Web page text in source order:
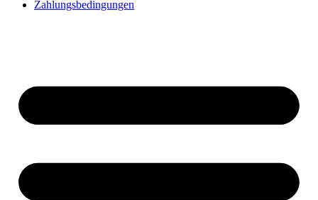
Zahlungsbedingungen